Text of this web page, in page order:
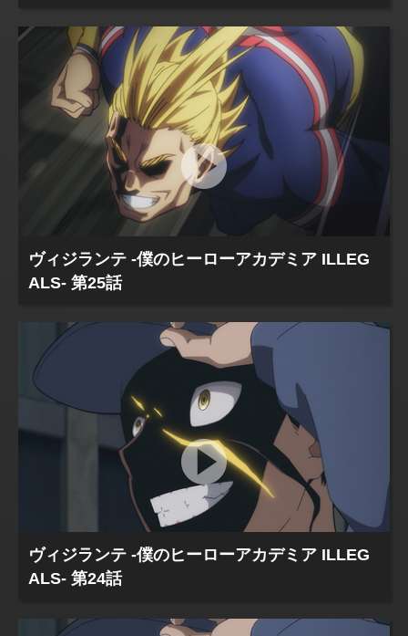
ヴィジランテ -僕のヒーローアカデミア ILLEG
ALS- 第25話
ヴィジランテ -僕のヒーローアカデミア ILLEG
ALS- 第24話